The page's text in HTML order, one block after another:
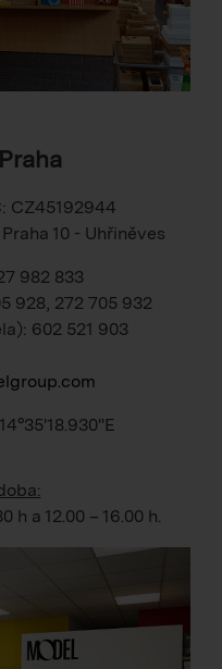
CZ45192944
10 - Uhřiněves
982 833
928, 272 705 932
602 521 903
h a 12.00 – 16.00 h